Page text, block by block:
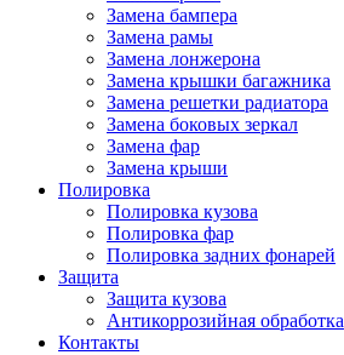
Замена бампера
Замена рамы
Замена лонжерона
Замена крышки багажника
Замена решетки радиатора
Замена боковых зеркал
Замена фар
Замена крыши
Полировка
Полировка кузова
Полировка фар
Полировка задних фонарей
Защита
Защита кузова
Антикоррозийная обработка
Контакты